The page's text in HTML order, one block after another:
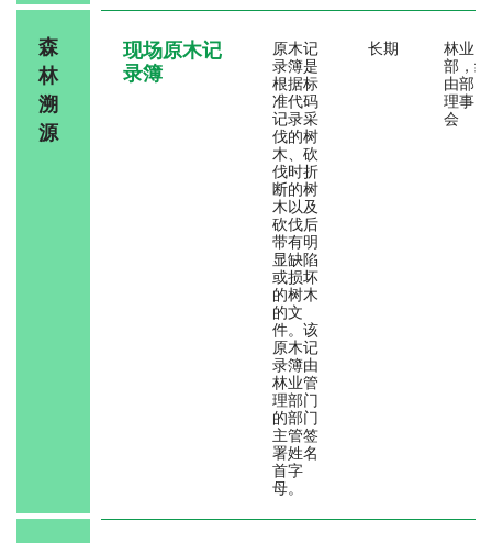
森
林
溯
源
现场原木记
录簿
原木记
录簿是
根据标
准代码
记录采
伐的树
木、砍
伐时折
断的树
木以及
砍伐后
带有明
显缺陷
或损坏
的树木
的文
件。该
原木记
录簿由
林业管
理部门
的部门
主管签
署姓名
首字
母。
长期
林业
部，经
由部门
理事
会